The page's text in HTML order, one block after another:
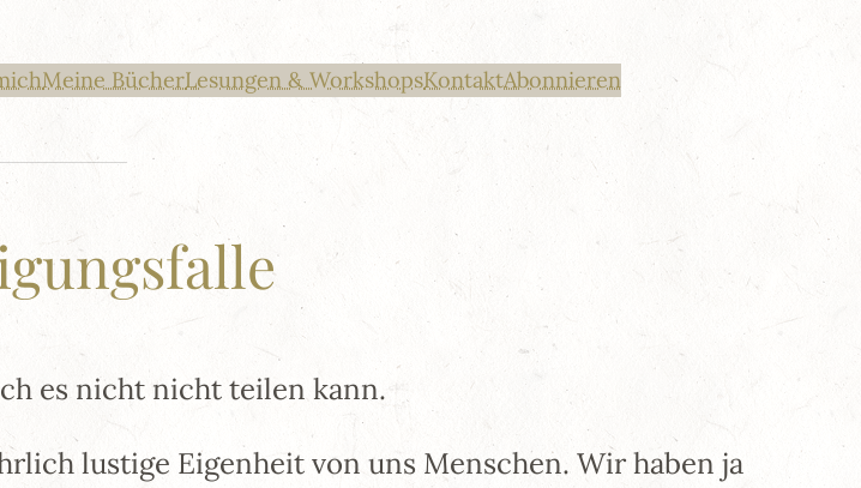
Meine BücherLesungen & WorkshopsKontaktAbonnieren
es nicht nicht teilen kann.
lustige Eigenheit von uns Menschen. Wir haben ja